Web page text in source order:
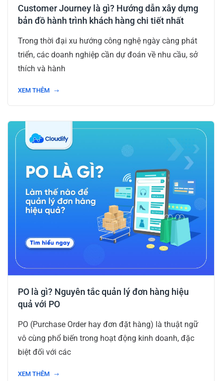
Customer Journey là gì? Hướng dẫn xây dựng
bản đồ hành trình khách hàng chi tiết nhất
Trong thời đại xu hướng công nghệ ngày càng phát
triển, các doanh nghiệp cần dự đoán về nhu cầu, sở
thích và hành
XEM THÊM
PO là gì? Nguyên tắc quản lý đơn hàng hiệu
quả với PO
PO (Purchase Order hay đơn đặt hàng) là thuật ngữ
vô cùng phổ biến trong hoạt động kinh doanh, đặc
biệt đối với các
XEM THÊM